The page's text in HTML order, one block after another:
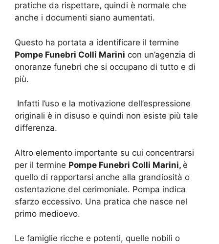
pratiche da rispettare, quindi è normale che
anche i documenti siano aumentati.
Questo ha portata a identificare il termine
Pompe Funebri Colli Marini con un’agenzia di
onoranze funebri che si occupano di tutto e di
più.
Infatti l’uso e la motivazione dell’espressione
originali è in disuso e quindi non esiste più tale
differenza.
Altro elemento importante su cui concentrarsi
per il termine Pompe Funebri Colli Marini, è
quello di rapportarsi anche alla grandiosità o
ostentazione del cerimoniale. Pompa indica
sfarzo eccessivo. Una pratica che nasce nel
primo medioevo.
Le famiglie ricche e potenti, quelle nobili o